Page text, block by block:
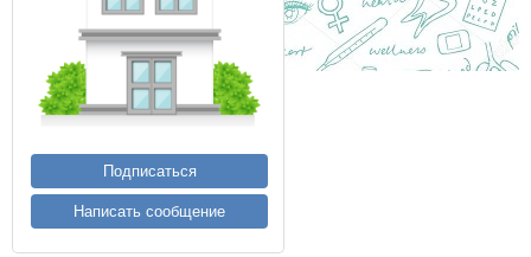
Подписаться
Написать сообщение